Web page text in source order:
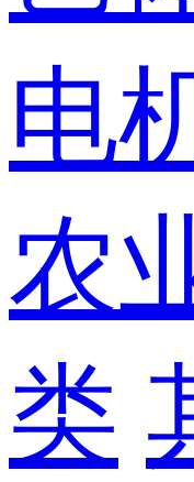
电
农
类